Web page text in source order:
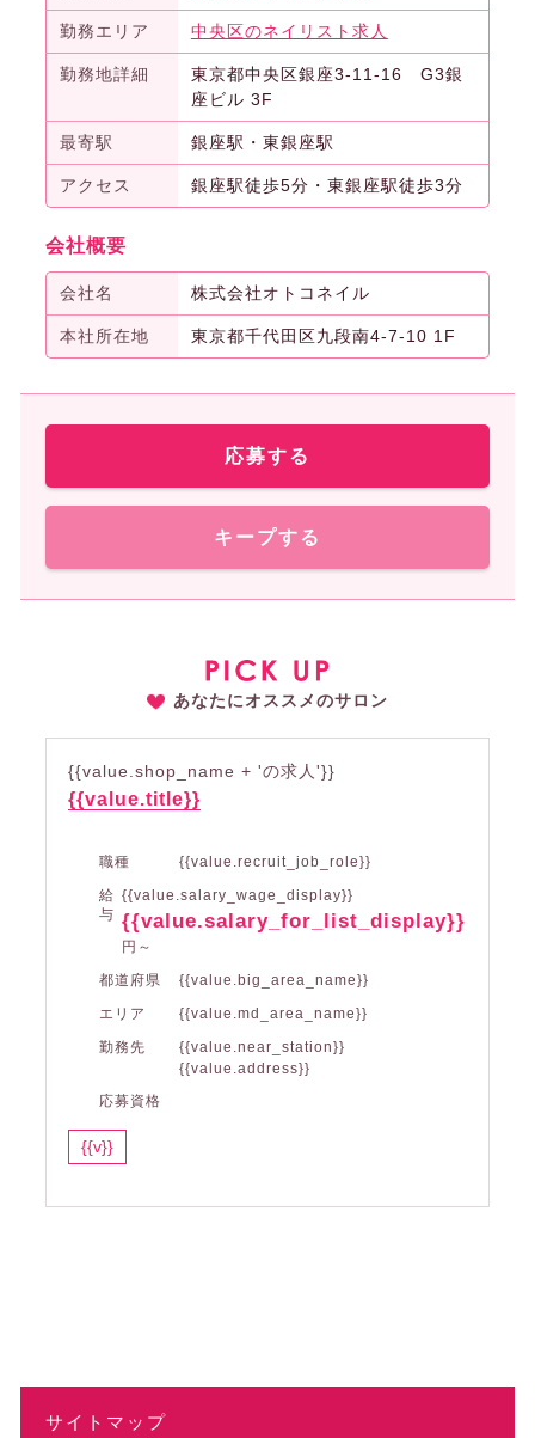
勤務エリア 中央区のネイリスト求人
勤務地詳細
東京都中央区銀座3-11-16 G3銀
座ビル 3F
最寄駅 銀座駅・東銀座駅
アクセス 銀座駅徒歩5分・東銀座駅徒歩3分
会社概要
会社名 株式会社オトコネイル
本社所在地 東京都千代田区九段南4-7-10 1F
応募する
キープする
あなたにオススメのサロン
{{value.shop_name + 'の求人'}}
{{value.title}}
職種
{{value.recruit_job_role}}
給
与
{{value.salary_wage_display}}
{{value.salary_for_list_display}}
円～
都道府県
{{value.big_area_name}}
エリア
{{value.md_area_name}}
勤務先
{{value.near_station}}
{{value.address}}
応募資格
{{v}}
サイトマップ